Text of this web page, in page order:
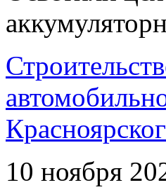
10 ноября